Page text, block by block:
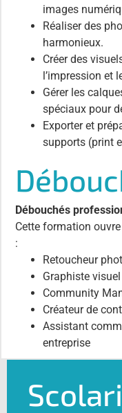
images
Réaliser des
harmonieux.
Créer des
l’impression et
Gérer les
spéciaux pour
Exporter et
supports (print
Débouchés
Cette formation
:
Retoucheur
Graphiste
Community
Créateur de
Assistant
entreprise